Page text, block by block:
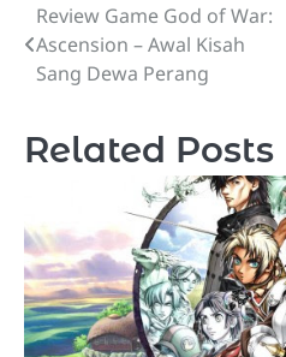
Post
navigation
Review Game God of War:
Ascension – Awal Kisah
Sang Dewa Perang
Related Posts